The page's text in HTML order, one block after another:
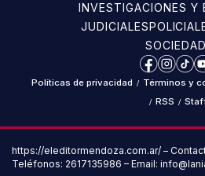
INVESTIGACIONES Y
JUDICIALES
SOCIEDAD
Facebook
Políticas de privacidad / Términos y
/ RSS /
https://eleditormendoza.com.ar/ –
Teléfonos: 2617135986 – Email: